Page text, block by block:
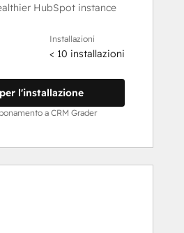
HubSpot instance
Installazioni
< 10 installazioni
l'installazione
a CRM Grader